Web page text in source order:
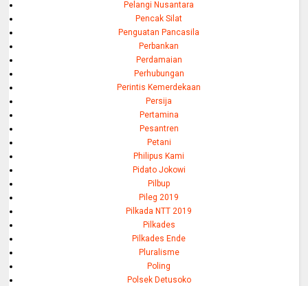
Pelangi Nusantara
Pencak Silat
Penguatan Pancasila
Perbankan
Perdamaian
Perhubungan
Perintis Kemerdekaan
Persija
Pertamina
Pesantren
Petani
Philipus Kami
Pidato Jokowi
Pilbup
Pileg 2019
Pilkada NTT 2019
Pilkades
Pilkades Ende
Pluralisme
Poling
Polsek Detusoko